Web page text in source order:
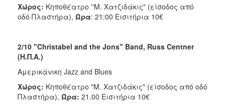
Χώρος: Κηποθέατρο ''Μ. Χατζιδάκις" (είσοδος από
οδό Πλαστήρα), Ώρα: 21:00 Εισιτήρια 10€
2/10 "Christabel and the Jons" Band, Russ Centner
(Η.Π.Α.)
Αμερικάνικη Jazz and Blues
Χώρος: Κηποθέατρο "Μ. Χατζιδάκις" (είσοδος από οδό
Πλαστήρα), Ώρα: 21.00 Εισιτήρια 10€